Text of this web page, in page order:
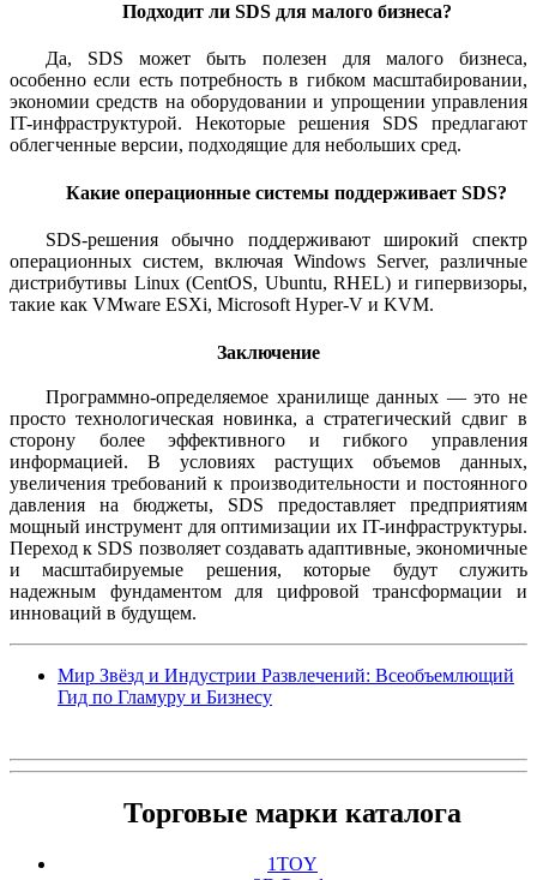
Подходит ли SDS для малого бизнеса?
Да, SDS может быть полезен для малого бизнеса,
особенно если есть потребность в гибком масштабировании,
экономии средств на оборудовании и упрощении управления
IT-инфраструктурой. Некоторые решения SDS предлагают
облегченные версии, подходящие для небольших сред.
Какие операционные системы поддерживает SDS?
SDS-решения обычно поддерживают широкий спектр
операционных систем, включая Windows Server, различные
дистрибутивы Linux (CentOS, Ubuntu, RHEL) и гипервизоры,
такие как VMware ESXi, Microsoft Hyper-V и KVM.
Заключение
Программно-определяемое хранилище данных — это не
просто технологическая новинка, а стратегический сдвиг в
сторону более эффективного и гибкого управления
информацией. В условиях растущих объемов данных,
увеличения требований к производительности и постоянного
давления на бюджеты, SDS предоставляет предприятиям
мощный инструмент для оптимизации их IT-инфраструктуры.
Переход к SDS позволяет создавать адаптивные, экономичные
и масштабируемые решения, которые будут служить
надежным фундаментом для цифровой трансформации и
инноваций в будущем.
Мир Звёзд и Индустрии Развлечений: Всеобъемлющий
Гид по Гламуру и Бизнесу
Торговые марки каталога
1TOY